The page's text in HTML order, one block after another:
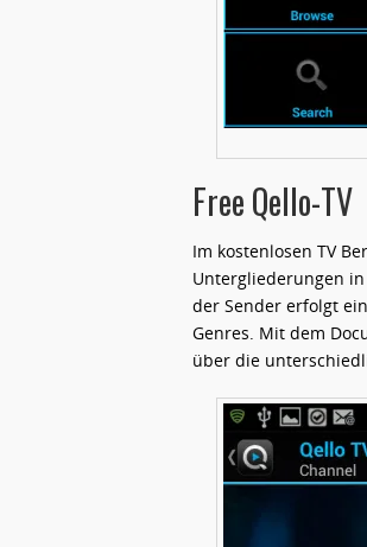
Free Qello-TV
Im kostenlosen TV
Untergliederungen
der Sender erfolgt
Genres. Mit dem
über die